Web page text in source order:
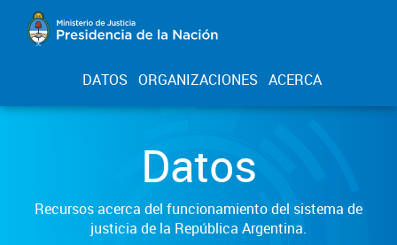
DATOS ORGANIZACIONES ACERCA
Datos
Recursos acerca del funcionamiento del sistema de
justicia de la República Argentina.